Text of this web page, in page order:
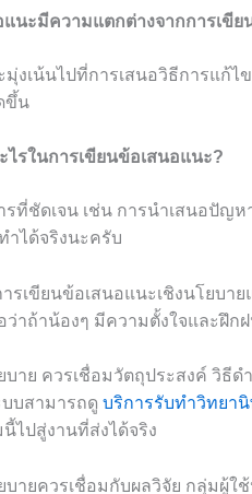
แนะมีความแตกต่างจากการเขีย
งเน้นไปที่การเสนอวิธีการแก้
ขึ้น
ไรในการเขียนข้อเสนอแนะ?
ที่ชัดเจน เช่น การนำเสนอปัญ
ำได้จริงนะครับ
รเขียนข้อเสนอแนะเชิงนโยบา
ว่าถ้าน้องๆ มีความตั้งใจและฝึ
บาย ควรเชื่อมวัตถุประสงค์ วิธี
บสามารถดู บริการรับทำวิทยา
ไปสู่งานที่ส่งได้จริง
บายควรเชื่อมกับผลวิจัย กลุ่มผู้